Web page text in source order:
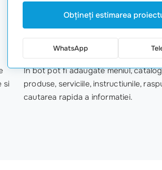
si
Meniu, catalog si continut
In bot pot fi adaugate meniul,
produse, serviciile, instructiunile,
cautarea rapida a informatiei.
Obţineţi estimarea
WhatsApp